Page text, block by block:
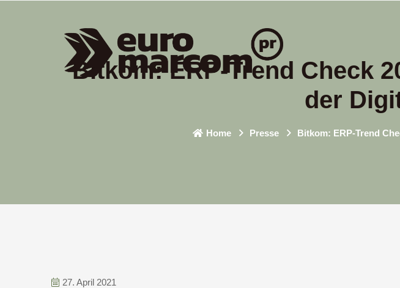
Bitkom: ERP-Trend Check
der
Home Presse Bitkom: ERP-Trend
27. April 2021